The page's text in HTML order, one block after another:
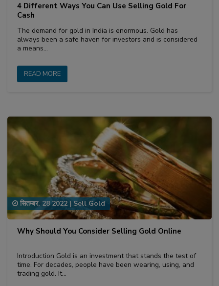
4 Different Ways You Can Use Selling Gold For
Cash
The demand for gold in India is enormous. Gold has
always been a safe haven for investors and is considered
a means…
READ MORE
Why Should You Consider Selling Gold Online
सितम्बर, 28 2022 | Sell Gold
Introduction Gold is an investment that stands the test of
time. For decades, people have been wearing, using, and
trading gold. It…